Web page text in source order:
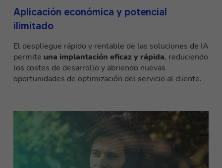
Aplicación económica y potencial
ilimitado
El despliegue rápido y rentable de las soluciones de IA
permite una implantación eficaz y rápida, reduciendo
los costes de desarrollo y abriendo nuevas
oportunidades de optimización del servicio al cliente.